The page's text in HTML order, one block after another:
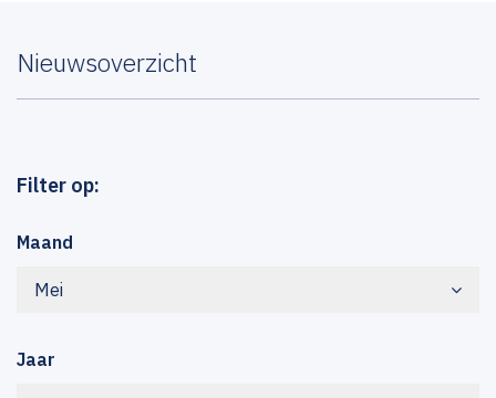
Nieuwsoverzicht
Filter op:
Maand
Mei
Jaar